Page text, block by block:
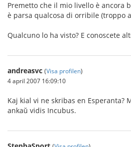
Premetto che il mio livello è ancora
è parsa qualcosa di orribile (troppo
Qualcuno lo ha visto? E conoscete
andreasvc (Visa profilen)
4 april 2007 16:09:10
Kaj kial vi ne skribas en Esperanta?
ankaŭ vidis Incubus.